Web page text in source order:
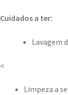
Cuidados a ter:
Lavagem
<
Limpeza a